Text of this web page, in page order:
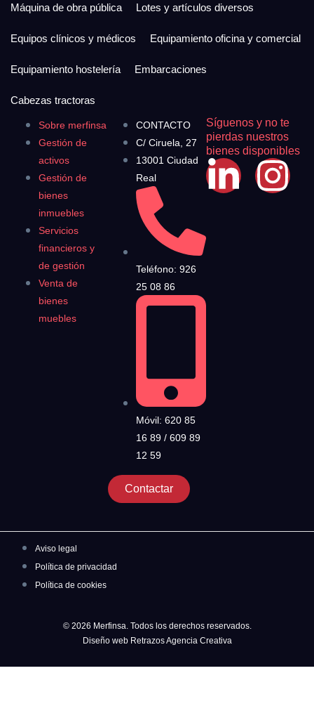
Sobre merfinsa
Gestión de
activos
Gestión de
bienes
inmuebles
Servicios
financieros y
de gestión
Venta de
bienes
muebles
CONTACTO
C/ Ciruela, 27
13001 Ciudad
Real
Teléfono: 926
25 08 86
Móvil: 620 85
16 89 / 609 89
12 59
Contactar
Síguenos y no te
pierdas nuestros
bienes disponibles
Máquina de obra pública Lotes y artículos diversos
Equipos clínicos y médicos Equipamiento oficina y comercial
Equipamiento hostelería Embarcaciones
Cabezas tractoras
Aviso legal
Política de privacidad
Política de cookies
© 2026 Merfinsa. Todos los derechos reservados.
Diseño web Retrazos Agencia Creativa